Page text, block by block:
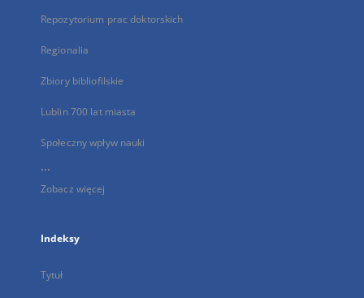
Repozytorium prac doktorskich
Regionalia
Zbiory bibliofilskie
Lublin 700 lat miasta
Społeczny wpływ nauki
...
Zobacz więcej
Indeksy
Tytuł